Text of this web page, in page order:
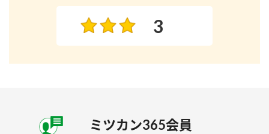
3
ミツカン365会員